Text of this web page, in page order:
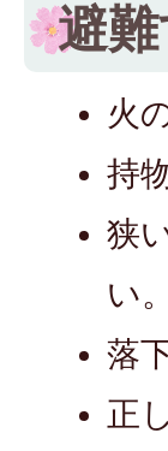
避
火
持
狭
い。
落
正